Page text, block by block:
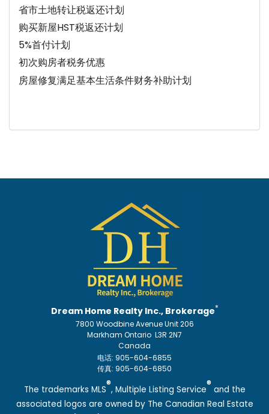
省市土地转让税返还计划
购买新屋HST税返还计划
5%首付计划
初次购房者税务优惠
房屋修复满足基本生活条件财务补助计划
Dream Home Realty Inc., Brokerage*
7800 Woodbine Avenue Unit 206
Markham Ontario L3R 2N7
Canada
电话: 905-604-6855
传真: 905-604-6850
The trademarks MLS®, Multiple Listing Service® and the
associated logos are owned by The Canadian Real Estate